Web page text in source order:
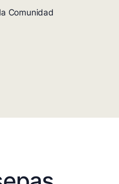
Comunidad